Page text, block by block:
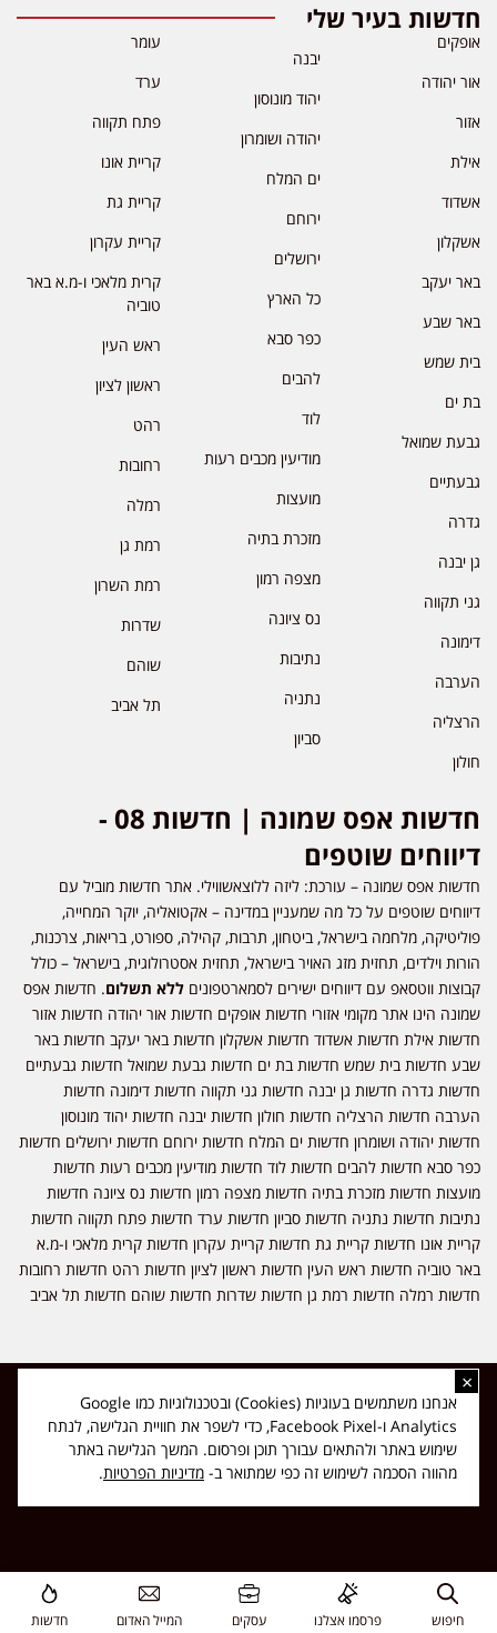
חדשות בעיר שלי
אופקים
אור יהודה
אזור
אילת
אשדוד
אשקלון
באר יעקב
באר שבע
בית שמש
בת ים
גבעת שמואל
גבעתיים
גדרה
גן יבנה
גני תקווה
דימונה
הערבה
הרצליה
חולון
יבנה
יהוד מונוסון
יהודה ושומרון
ים המלח
ירוחם
ירושלים
כל הארץ
כפר סבא
להבים
לוד
מודיעין מכבים רעות
מועצות
מזכרת בתיה
מצפה רמון
נס ציונה
נתיבות
נתניה
סביון
עומר
ערד
פתח תקווה
קריית אונו
קריית גת
קריית עקרון
קרית מלאכי ו-מ.א באר
טוביה
ראש העין
ראשון לציון
רהט
רחובות
רמלה
רמת גן
רמת השרון
שדרות
שוהם
תל אביב
חדשות אפס שמונה | חדשות 08 -
דיווחים שוטפים
חדשות אפס שמונה – עורכת: ליזה ללוצאשווילי. אתר חדשות מוביל עם
דיווחים שוטפים על כל מה שמעניין במדינה – אקטואליה, יוקר המחייה,
פוליטיקה, מלחמה בישראל, ביטחון, תרבות, קהילה, ספורט, בריאות, צרכנות,
הורות וילדים, תחזית מזג האויר בישראל, תחזית אסטרולוגית, בישראל – כולל
קבוצות ווטסאפ עם דיווחים ישירים לסמארטפונים ללא תשלום. חדשות אפס
שמונה הינו אתר מקומי אזורי חדשות אופקים חדשות אור יהודה חדשות אזור
חדשות אילת חדשות אשדוד חדשות אשקלון חדשות באר יעקב חדשות באר
שבע חדשות בית שמש חדשות בת ים חדשות גבעת שמואל חדשות גבעתיים
חדשות גדרה חדשות גן יבנה חדשות גני תקווה חדשות דימונה חדשות
הערבה חדשות הרצליה חדשות חולון חדשות יבנה חדשות יהוד מונוסון
חדשות יהודה ושומרון חדשות ים המלח חדשות ירוחם חדשות ירושלים חדשות
כפר סבא חדשות להבים חדשות לוד חדשות מודיעין מכבים רעות חדשות
מועצות חדשות מזכרת בתיה חדשות מצפה רמון חדשות נס ציונה חדשות
נתיבות חדשות נתניה חדשות סביון חדשות ערד חדשות פתח תקווה חדשות
קריית אונו חדשות קריית גת חדשות קריית עקרון חדשות קרית מלאכי ו-מ.א
באר טוביה חדשות ראש העין חדשות ראשון לציון חדשות רהט חדשות רחובות
חדשות רמלה חדשות רמת גן חדשות שדרות חדשות שוהם חדשות תל אביב
כל הזכויות שמורות ל-ליזה ללוצאשווילי - חדשות אפס שמונה - דיווחים בזמן
אמת, נוסד בשנת 2019 | טל' לפרסומים 054-9759222 מייל מערכת
news08.net@gmail.com
Made with ❤ byDIGITA
חיפוש פרסמו אצלנו עסקים המייל האדום חדשות
×
אנחנו משתמשים בעוגיות (Cookies) ובטכנולוגיות כמו Google
Analytics ו-Facebook Pixel, כדי לשפר את חוויית הגלישה, לנתח
שימוש באתר ולהתאים עבורך תוכן ופרסום. המשך הגלישה באתר
מהווה הסכמה לשימוש זה כפי שמתואר ב- מדיניות הפרטיות.